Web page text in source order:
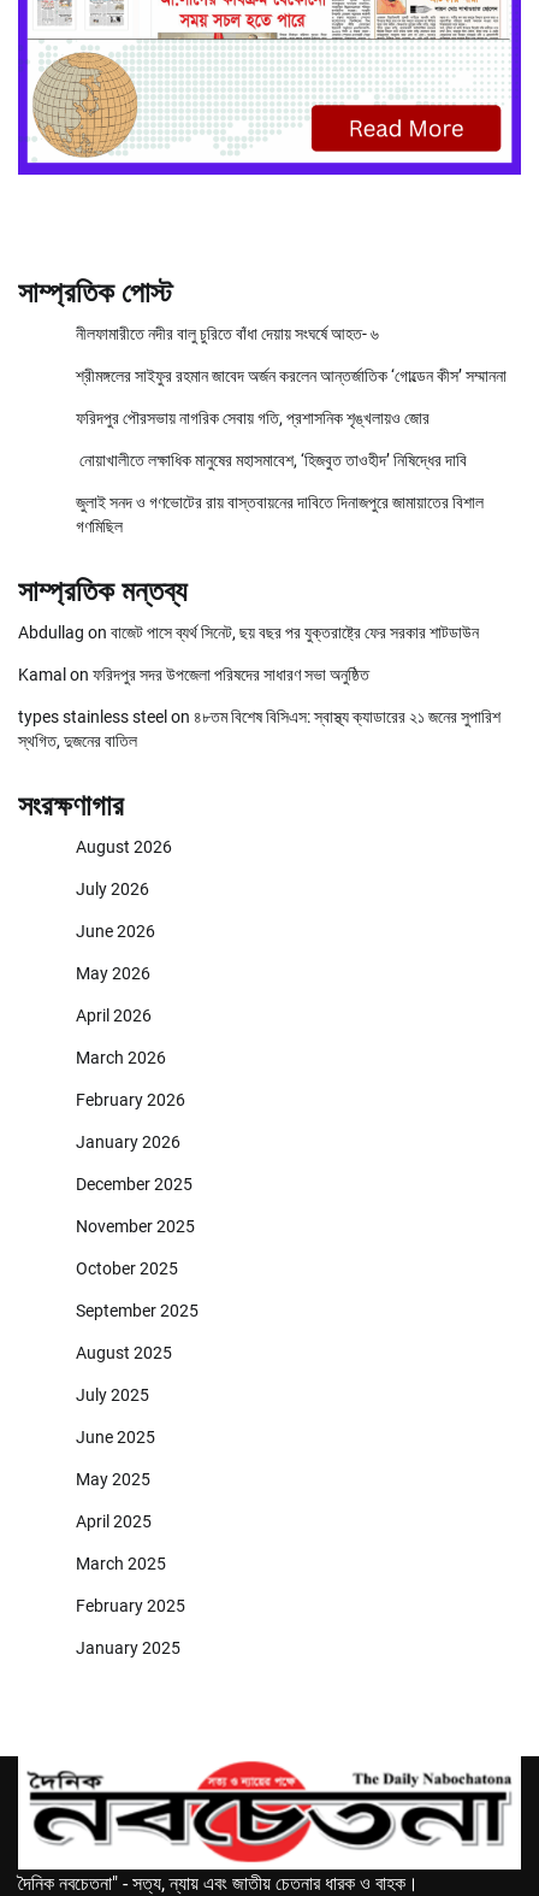
সাম্প্রতিক পোস্ট
নীলফামারীতে নদীর বালু চুরিতে বাঁধা দেয়ায় সংঘর্ষে আহত- ৬
শ্রীমঙ্গলের সাইফুর রহমান জাবেদ অর্জন করলেন আন্তর্জাতিক ‘গোল্ডেন কীস’ সম্মাননা
ফরিদপুর পৌরসভায় নাগরিক সেবায় গতি, প্রশাসনিক শৃঙ্খলায়ও জোর
নোয়াখালীতে লক্ষাধিক মানুষের মহাসমাবেশ, ‘হিজবুত তাওহীদ’ নিষিদ্ধের দাবি
জুলাই সনদ ও গণভোটের রায় বাস্তবায়নের দাবিতে দিনাজপুরে জামায়াতের বিশাল
গণমিছিল
সাম্প্রতিক মন্তব্য
Abdullag on বাজেট পাসে ব্যর্থ সিনেট, ছয় বছর পর যুক্তরাষ্ট্রে ফের সরকার শাটডাউন
Kamal on ফরিদপুর সদর উপজেলা পরিষদের সাধারণ সভা অনুষ্ঠিত
types stainless steel on ৪৮তম বিশেষ বিসিএস: স্বাস্থ্য ক্যাডারের ২১ জনের সুপারিশ
স্থগিত, দুজনের বাতিল
সংরক্ষণাগার
August 2026
July 2026
June 2026
May 2026
April 2026
March 2026
February 2026
January 2026
December 2025
November 2025
October 2025
September 2025
August 2025
July 2025
June 2025
May 2025
April 2025
March 2025
February 2025
January 2025
দৈনিক নবচেতনা" - সত্য, ন্যায় এবং জাতীয় চেতনার ধারক ও বাহক।